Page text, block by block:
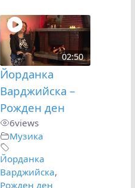
02:50
Йорданка
Варджийска –
Рожден ден
6views
Музика
Йорданка
Варджийска,
Рожден ден